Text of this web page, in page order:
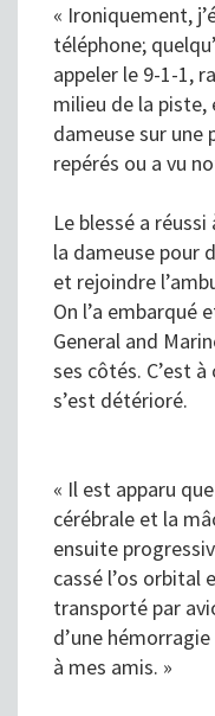
« Ironiquement,
téléphone;
appeler le 9-1-1,
milieu de la piste,
dameuse sur une
repérés ou a vu
Le blessé a
la dameuse pour
et rejoindre
On l’a embarqué
General and
ses côtés. C’est
s’est détérioré.
« Il est apparu
cérébrale et la
ensuite
cassé l’os orbital
transporté par
d’une
à mes amis. »